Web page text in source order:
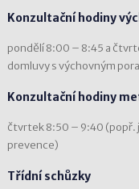
Konzultační hodiny
pondělí 8:00 – 8:45 a
domluvy s výchovným
Konzultační hodiny
čtvrtek 8:50 – 9:40 (popř.
prevence)
Třídní schůzky